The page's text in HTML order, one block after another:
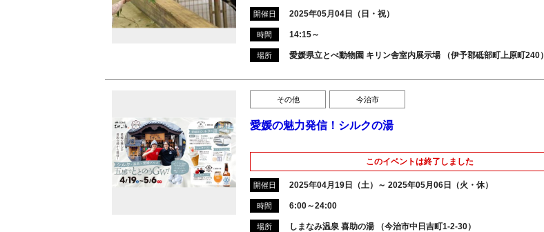
開催日 2025年05月04日（日・祝）
時間 14:15～
場所 愛媛県立とべ動物園 キリン舎室内展示場 （伊予郡砥部町上原町240）
その他 今治市
愛媛の魅力発信！シルクの湯
このイベントは終了しました
開催日 2025年04月19日（土）～ 2025年05月06日（火・休）
時間 6:00～24:00
場所 しまなみ温泉 喜助の湯 （今治市中日吉町1-2-30）